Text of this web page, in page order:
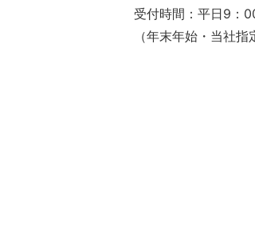
受付時間：平日9：
（年末年始・当社指